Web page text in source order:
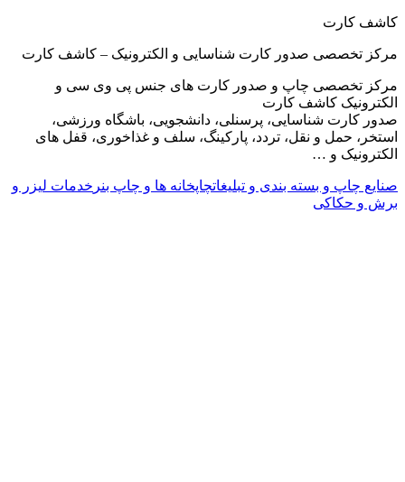
کاشف کارت
مرکز تخصصی صدور کارت شناسایی و الکترونیک – کاشف کارت
مرکز تخصصی چاپ و صدور کارت های جنس پی وی سی و
الکترونیک کاشف کارت
صدور کارت شناسایی، پرسنلی، دانشجویی، باشگاه ورزشی،
استخر، حمل و نقل، تردد، پارکینگ، سلف و غذاخوری، قفل های
الکترونیک و …
صنایع چاپ و بسته بندی و تبلیغاتچاپخانه ها و چاپ بنر خدمات لیزر و
برش و حکاکی